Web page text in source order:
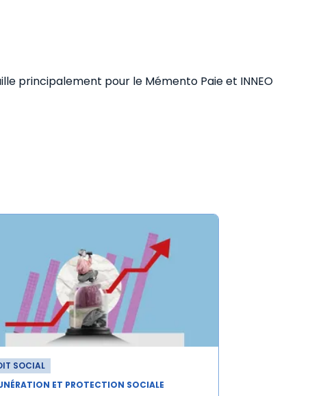
principalement pour le Mémento Paie et INNEO
SOCIAL
ET PROTECTION SOCIALE